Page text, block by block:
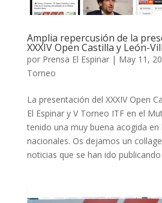
Amplia repercusión de la
XXXIV Open Castilla y León-
por Prensa El Espinar| May 11,
Torneo
La presentación del XXXIV Open
El Espinar y V Torneo ITF en el
tenido una muy buena acogida en
nacionales. Os dejamos un
noticias que se han ido publicando